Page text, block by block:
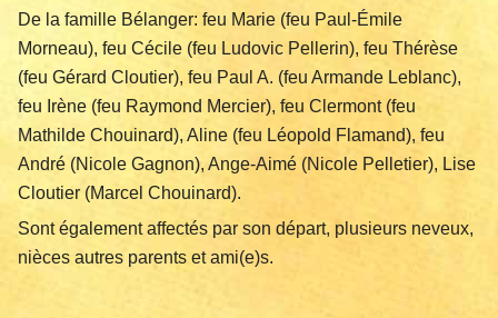
De la famille Bélanger: feu Marie (feu Paul-Émile
Morneau), feu Cécile (feu Ludovic Pellerin), feu Thérèse
(feu Gérard Cloutier), feu Paul A. (feu Armande Leblanc),
feu Irène (feu Raymond Mercier), feu Clermont (feu
Mathilde Chouinard), Aline (feu Léopold Flamand), feu
André (Nicole Gagnon), Ange-Aimé (Nicole Pelletier), Lise
Cloutier (Marcel Chouinard).
Sont également affectés par son départ, plusieurs neveux,
nièces autres parents et ami(e)s.